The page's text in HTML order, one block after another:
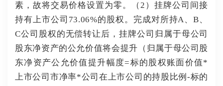
素，故将交易价格设置为零。（2）挂牌公司间接
持有上市公司73.06%的股权。完成对所持A、B、
C公司股权的无偿转让后，挂牌公司归属于母公司
股东净资产的公允价值将会提升（归属于母公司股
东净资产公允价值提升幅度=标的股权账面价值*
上市公司市净率*公司在上市公司的持股比例-标的